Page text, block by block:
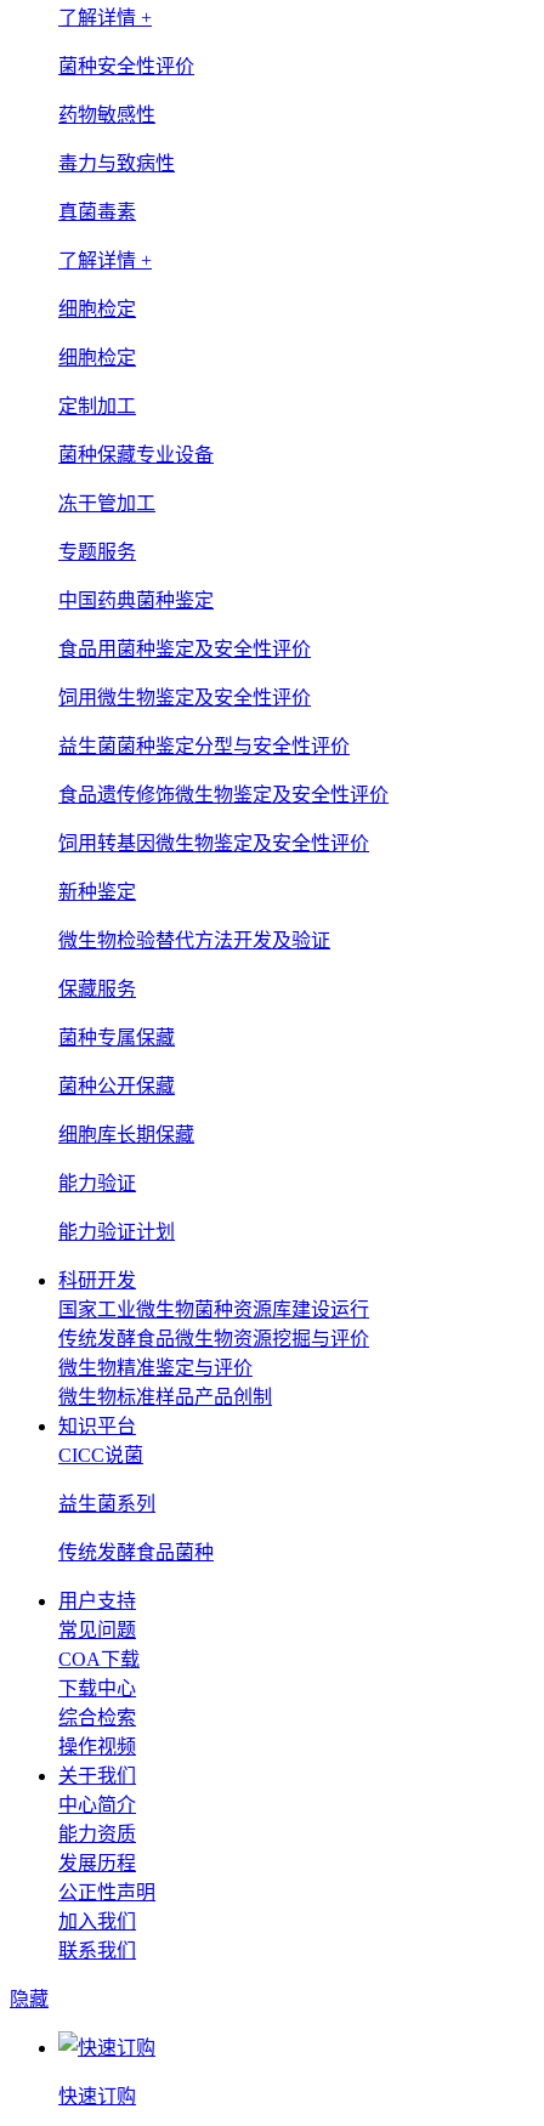
了解详情 +
菌种安全性评价
药物敏感性
毒力与致病性
真菌毒素
了解详情 +
细胞检定
细胞检定
定制加工
菌种保藏专业设备
冻干管加工
专题服务
中国药典菌种鉴定
食品用菌种鉴定及安全性评价
饲用微生物鉴定及安全性评价
益生菌菌种鉴定分型与安全性评价
食品遗传修饰微生物鉴定及安全性评价
饲用转基因微生物鉴定及安全性评价
新种鉴定
微生物检验替代方法开发及验证
保藏服务
菌种专属保藏
菌种公开保藏
细胞库长期保藏
能力验证
能力验证计划
科研开发
国家工业微生物菌种资源库建设运行
传统发酵食品微生物资源挖掘与评价
微生物精准鉴定与评价
微生物标准样品产品创制
知识平台
CICC说菌
益生菌系列
传统发酵食品菌种
用户支持
常见问题
COA下载
下载中心
综合检索
操作视频
关于我们
中心简介
能力资质
发展历程
公正性声明
加入我们
联系我们
隐藏
快速订购